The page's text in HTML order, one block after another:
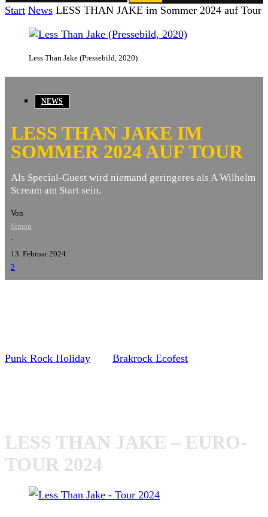
Start News LESS THAN JAKE im Sommer 2024 auf Tour
Less Than Jake (Pressebild, 2020)
NEWS
LESS THAN JAKE IM
SOMMER 2024 AUF TOUR
Als Special-Guest wird niemand geringeres als A Wilhelm
Scream am Start sein.
Von
Simon
-
13. Februar 2024
2
Punk Rock Holiday
Brakrock Ecofest
LESS THAN JAKE – EURO-
TOUR 2024